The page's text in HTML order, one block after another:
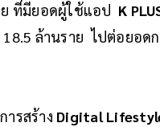
ที่มียอดผู้ใช้แอป K
ล้านราย ไปต่อยอ
รสร้าง Digital